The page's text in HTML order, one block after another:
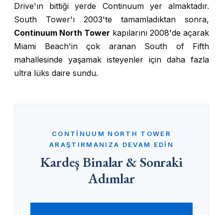
Drive'ın bittiği yerde Continuum yer almaktadır.
South Tower'ı 2003'te tamamladıktan sonra,
Continuum North Tower kapılarını 2008'de açarak
Miami Beach'in çok aranan South of Fifth
mahallesinde yaşamak isteyenler için daha fazla
ultra lüks daire sundu.
CONTINUUM NORTH TOWER
ARAŞTIRMANIZA DEVAM EDIN
Kardeş Binalar & Sonraki
Adımlar